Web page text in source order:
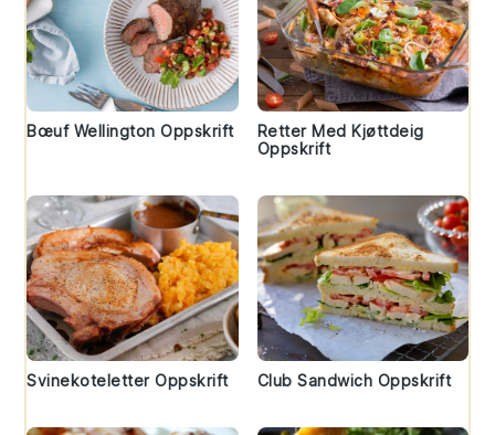
Bœuf Wellington Oppskrift
Retter Med Kjøttdeig
Oppskrift
Svinekoteletter Oppskrift Club Sandwich Oppskrift